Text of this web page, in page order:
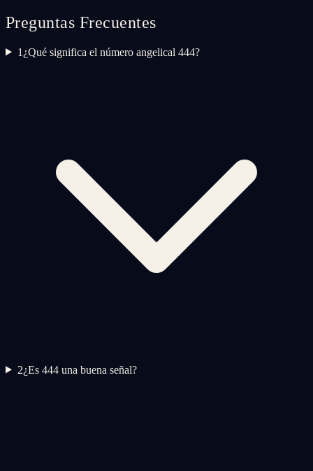
Preguntas Frecuentes
1 ¿Qué significa el número angelical 444?
2¿Es 444 una buena señal?